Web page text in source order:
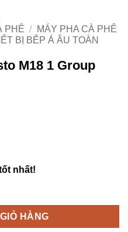
PHÊ /
MÁY PHA CÀ PHÊ
BỊ BẾP Á ÂU TOÀN
M18 1 Group
nhất!
Chính Hãng số lượng
HÀNG